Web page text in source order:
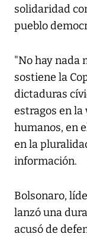
solidaridad
pueblo
"No hay nada
sostiene la
dictaduras
estragos en la
humanos, en
en la
información.
Bolsonaro,
lanzó una
acusó de